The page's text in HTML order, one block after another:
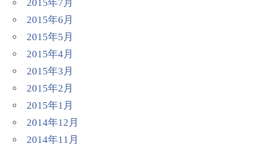
2015年7月
2015年6月
2015年5月
2015年4月
2015年3月
2015年2月
2015年1月
2014年12月
2014年11月